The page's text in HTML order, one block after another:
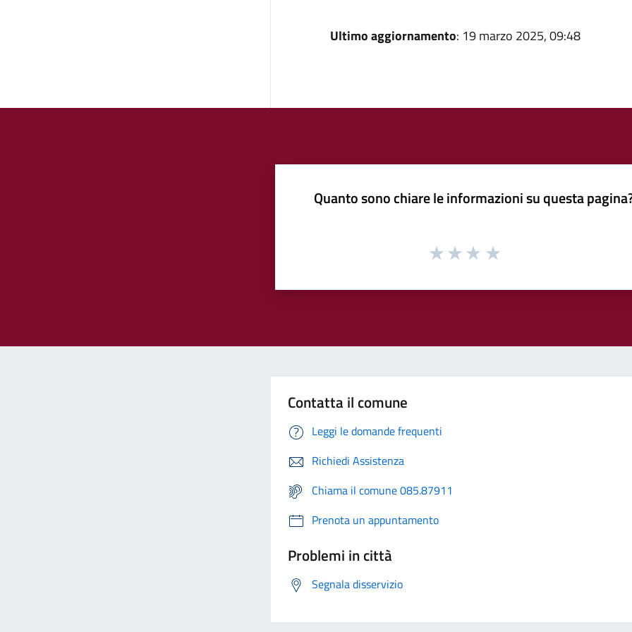
Ultimo aggiornamento: 19 marzo 2025, 09:48
Quanto sono chiare le informazioni su questa
Contatta il comune
Leggi le domande frequenti
Richiedi Assistenza
Chiama il comune 085.87911
Prenota un appuntamento
Problemi in città
Segnala disservizio